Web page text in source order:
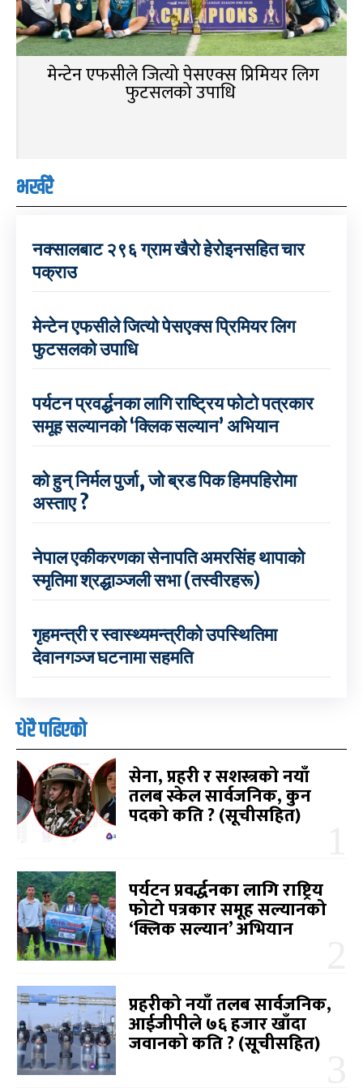
मेन्टेन एफसीले जित्यो पेसएक्स प्रिमियर लिग
फुटसलको उपाधि
भर्खरै
नक्सालबाट २९६ ग्राम खैरो हेरोइनसहित चार
पक्राउ
मेन्टेन एफसीले जित्यो पेसएक्स प्रिमियर लिग
फुटसलको उपाधि
पर्यटन प्रवर्द्धनका लागि राष्ट्रिय फोटो पत्रकार
समूह सल्यानको ‘क्लिक सल्यान’ अभियान
को हुन् निर्मल पुर्जा, जो ब्रड पिक हिमपहिरोमा
अस्ताए ?
नेपाल एकीकरणका सेनापति अमरसिंह थापाको
स्मृतिमा श्रद्धाञ्जली सभा (तस्वीरहरू)
गृहमन्त्री र स्वास्थ्यमन्त्रीको उपस्थितिमा
देवानगञ्ज घटनामा सहमति
धेरै पढिएको
सेना, प्रहरी र सशस्त्रको नयाँ
तलब स्केल सार्वजनिक, कुन
पदको कति ? (सूचीसहित)
पर्यटन प्रवर्द्धनका लागि राष्ट्रिय
फोटो पत्रकार समूह सल्यानको
‘क्लिक सल्यान’ अभियान
प्रहरीको नयाँ तलब सार्वजनिक,
आईजीपीले ७६ हजार खाँदा
जवानको कति ? (सूचीसहित)